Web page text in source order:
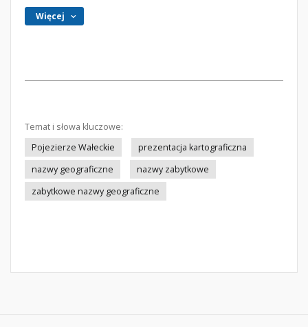
Więcej
Temat i słowa kluczowe:
Pojezierze Wałeckie
prezentacja kartograficzna
nazwy geograficzne
nazwy zabytkowe
zabytkowe nazwy geograficzne